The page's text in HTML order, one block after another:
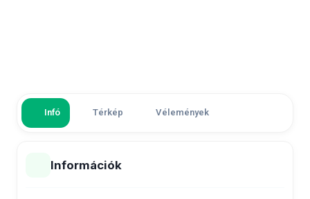
Infó Térkép Vélemények
Információk